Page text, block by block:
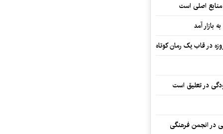
منابع اصلی است
بازار آمد
در تعلیق است
در انجمن فرهنگی